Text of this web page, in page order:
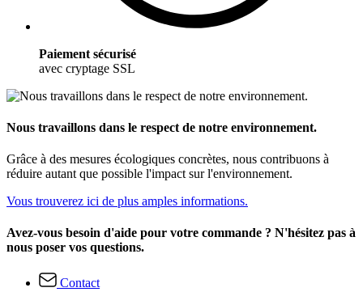
Paiement sécurisé
avec cryptage SSL
Nous travaillons dans le respect de notre environnement.
Grâce à des mesures écologiques concrètes, nous contribuons à
réduire autant que possible l'impact sur l'environnement.
Vous trouverez ici de plus amples informations.
Avez-vous besoin d'aide pour votre commande ? N'hésitez pas à
nous poser vos questions.
Contact